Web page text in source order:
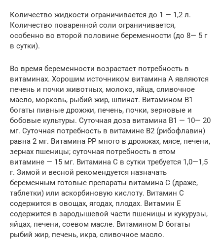
Количество жидкости ограничивается до 1 — 1,2 л.
Количество поваренной соли ограничивается,
особенно во второй половине беременности (до 8— 5 г
в сутки).
Во время беременности возрастает потребность в
витаминах. Хорошим источником витамина А являются
печень и почки животных, молоко, яйца, сливочное
масло, морковь, рыбий жир, шпинат. Витамином В1
богаты пивные дрожжи, печень, почки, зерновые и
бобовые культуры. Суточная доза витамина В1 — 10— 20
мг. Суточная потребность в витамине В2 (рибофлавин)
равна 2 мг. Витамина PP много в дрожжах, мясе, печени,
зернах пшеницы; суточная потребность в этом
витамине — 15 мг. Витамина C в сутки требуется 1,0—1,5
г. Зимой и весной рекомендуется назначать
беременным готовые препараты витамина С (драже,
таблетки) или аскорбиновую кислоту. Витамин С
содержится в овощах, ягодах, плодах. Витамин E
содержится в зародышевой части пшеницы и кукурузы,
яйцах, печени, соевом масле. Витамином D богаты
рыбий жир, печень, икра, сливочное масло.